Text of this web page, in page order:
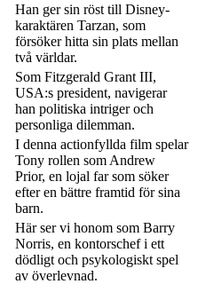
Han ger sin röst till Disney-
karaktären Tarzan, som
försöker hitta sin plats mellan
två världar.
Som Fitzgerald Grant III,
USA:s president, navigerar
han politiska intriger och
personliga dilemman.
I denna actionfyllda film spelar
Tony rollen som Andrew
Prior, en lojal far som söker
efter en bättre framtid för sina
barn.
Här ser vi honom som Barry
Norris, en kontorschef i ett
dödligt och psykologiskt spel
av överlevnad.